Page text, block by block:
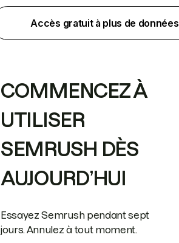
Accès gratuit à plus de données
COMMENCEZ À
UTILISER
SEMRUSH DÈS
AUJOURD’HUI
Essayez Semrush pendant sept
jours. Annulez à tout moment.